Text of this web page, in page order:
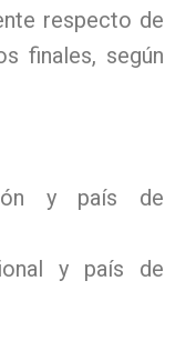
respecto de
finales, según
y país de
y país de